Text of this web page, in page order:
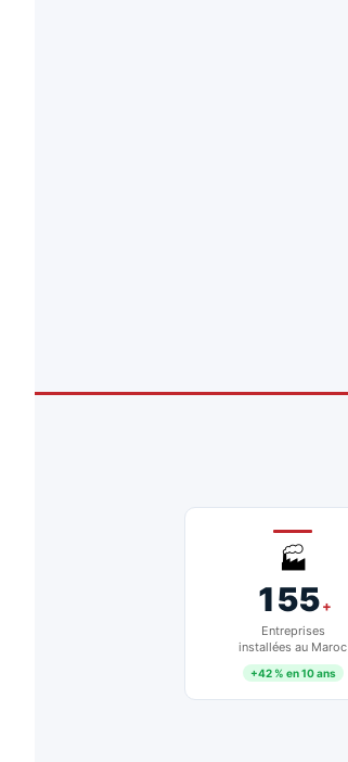
🏭
155+
Entreprises
installées au Maroc
+42 % en 10 ans